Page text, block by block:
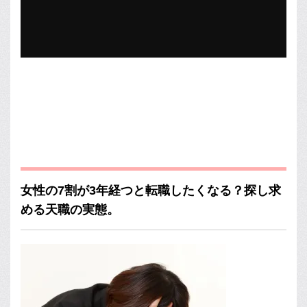
女性の7割が3年経つと転職したくなる？探し求
める天職の実態。